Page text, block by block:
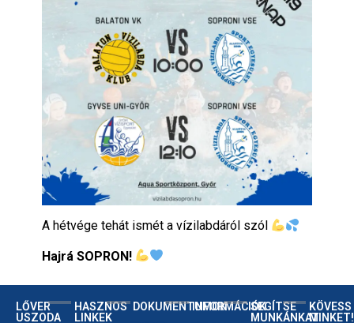
A hétvége tehát ismét a vízilabdáról szól
Hajrá SOPRON!
LŐVER
USZODA
HASZNOS
LINKEK
DOKUMENTUMOKINFORMÁCIÓKSEGÍTSE
MUNKÁNKAT
KÖVESS
MINKET!